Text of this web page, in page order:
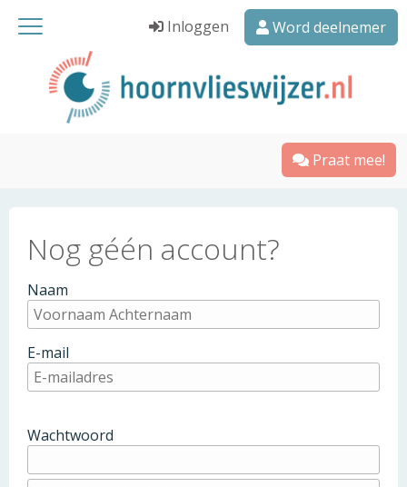
Inloggen Word deelnemer
Praat mee!
Nog géén account?
Naam
E-mail
Wachtwoord